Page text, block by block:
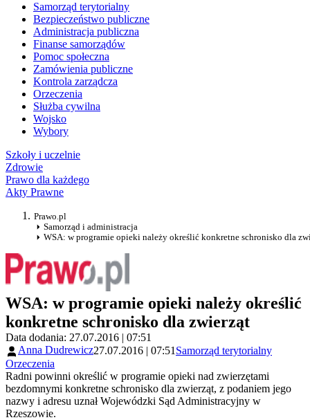
Samorząd terytorialny
Bezpieczeństwo publiczne
Administracja publiczna
Finanse samorządów
Pomoc społeczna
Zamówienia publiczne
Kontrola zarządcza
Orzeczenia
Służba cywilna
Wojsko
Wybory
Szkoły i uczelnie
Zdrowie
Prawo dla każdego
Akty Prawne
Prawo.pl
Samorząd i administracja
WSA: w programie opieki należy określić konkretne schronisko dla
WSA: w programie opieki należy określić
konkretne schronisko dla zwierząt
Data dodania: 27.07.2016 | 07:51
Anna Dudrewicz27.07.2016 | 07:51 Samorząd terytorialny
Orzeczenia
Radni powinni określić w programie opieki nad zwierzętami
bezdomnymi konkretne schronisko dla zwierząt, z podaniem jego
nazwy i adresu uznał Wojewódzki Sąd Administracyjny w
Rzeszowie.